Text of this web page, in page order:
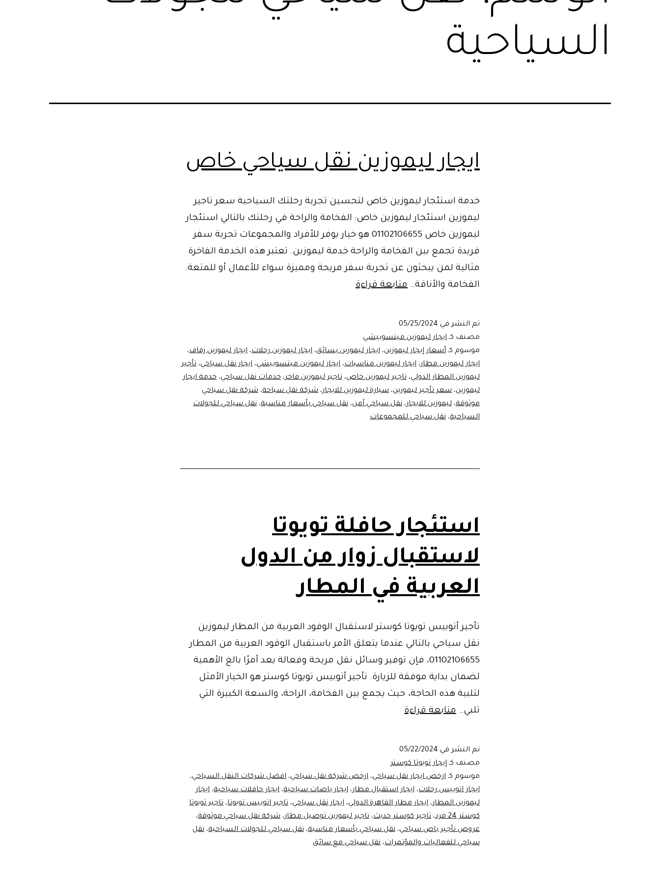
السياحية
ايجار ليموزين نقل سياحي خاص
خدمة استئجار ليموزين خاص لتحسين تجربة رحلتك السياحية سعر تاجير
ليموزين استئجار ليموزين خاص: الفخامة والراحة في رحلتك بالتالي استئجار
ليموزين خاص 01102106655 هو خيار يوفر للأفراد والمجموعات تجربة سفر
فريدة تجمع بين الفخامة والراحة خدمة ليموزين. تعتبر هذه الخدمة الفاخرة
مثالية لمن يبحثون عن تجربة سفر مريحة ومميزة سواء للأعمال أو للمتعة.
الفخامة والأناقة… متابعة قراءة
خاص
تم النشر في 05/25/2024
مصنف كـ ايجار ليموزين ميتسوبيشي
موسوم كـ أسعار إيجار ليموزين، ايجار ليموزين بسائق، ايجار ليموزين رحلات، ايجار ليموزين زفاف،
ايجار ليموزين مطار، ايجار ليموزين مناسبات، ايجار ليموزين ميتسوبيشي، ايجار نقل سياحي، تأجير
ليموزين المطار الدولي، تاجير ليموزين خاص، تاجير ليموزين فاخر، خدمات نقل سياحي، خدمة ايجار
ليموزين، سعر تأجير ليموزين، سيارة ليموزين للايجار، شركة نقل سياحة، شركة نقل سياحي
موثوقة، ليموزين للايجار، نقل سياحي آمن، نقل سياحي بأسعار مناسبة، نقل سياحي للجولات
السياحية، نقل سياحي للمجموعات
استئجار حافلة تويوتا
لاستقبال زوار من الدول
العربية في المطار
تأجير أتوبيس تويوتا كوستر لاستقبال الوفود العربية من المطار ليموزين
نقل سياحي بالتالي عندما يتعلق الأمر باستقبال الوفود العربية من المطار
01102106655، فإن توفير وسائل نقل مريحة وفعالة يعد أمرًا بالغ الأهمية
لضمان بداية موفقة للزيارة. تأجير أتوبيس تويوتا كوستر هو الخيار الأمثل
لتلبية هذه الحاجة، حيث يجمع بين الفخامة، الراحة، والسعة الكبيرة التي
تلبي… متابعة قراءة
تويوتا
لاستقبال
زوار
من
الدول
العربية
في
تم النشر في 05/22/2024
مصنف كـ إيجار تويوتا كوستر
موسوم كـ ارخص ايجار نقل سياحي، ارخص شركة نقل سياحي، افضل شركات النقل السياحي،
ايجار اتوبيس رحلات، ايجار استقبال مطار، ايجار باصات سياحية، ايجار حافلات سياحية، ايجار
ليموزين المطار، ايجار مطار القاهرة الدولي، ايجار نقل سياحي، تاجير اتوبيس تويوتا، تاجير تويوتا
كوستر 24 فرد
، تاجير كوستر حديث، تاجير ليموزين توصيل مطار، شركة نقل سياحي موثوقة،
عروض تأجير باص سياحي، نقل سياحي بأسعار مناسبة، نقل سياحي للجولات السياحية، نقل
سياحي للفعاليات والمؤتمرات، نقل سياحي مع سائق